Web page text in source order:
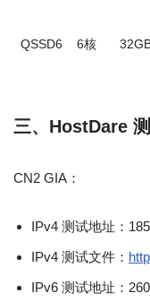
QSSD6 6核
三、HostDare
CN2 GIA：
IPv4 测试地址：
IPv4 测试文件：
IPv6 测试地址：